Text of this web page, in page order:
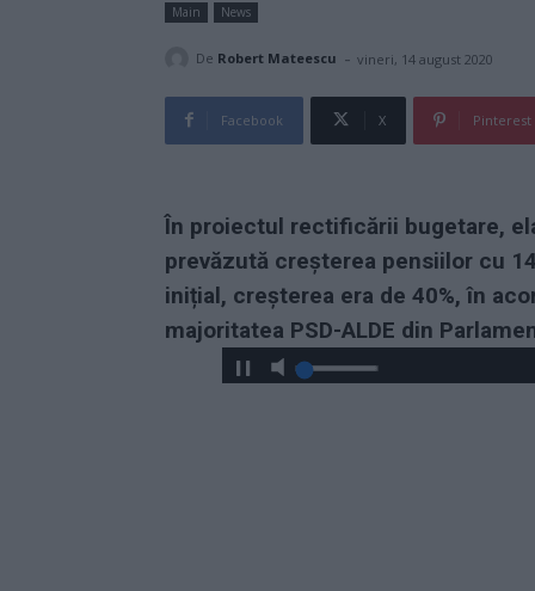
Main News
De Robert Mateescu - vineri, 14 august 2020
Facebook X Pinterest
În proiectul rectificării bugetare,
prevăzută creșterea pensiilor cu
inițial, creșterea era de 40%, în
majoritatea PSD-ALDE din